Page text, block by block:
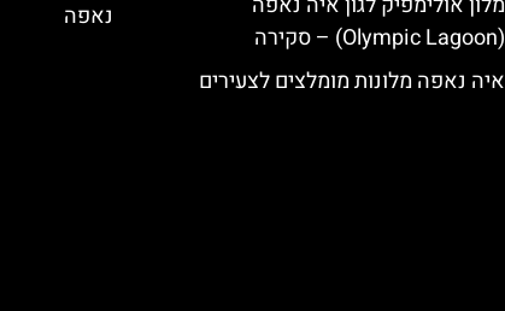
(Olympic Lagoon) – סקירה
איה נאפה מלונות מומלצים לצעירים
נאפה